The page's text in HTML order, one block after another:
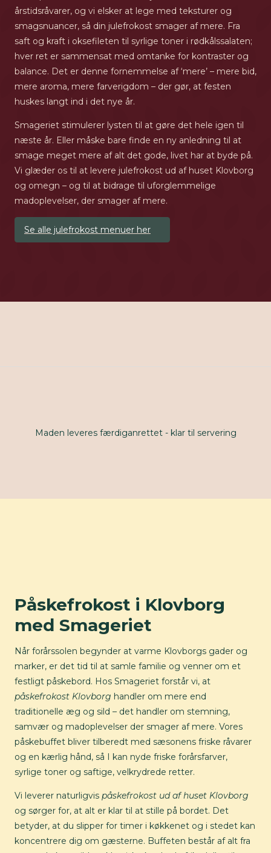
årstidsråvarer, og vi elsker at lege med teksturer og
smagsnuancer, så din julefrokost smager af mere. Fra
saft og kraft i oksefileten til syrlige toner i rødkålssalaten;
hver ret er sammensat med omtanke for kontraster og
balance. Det er denne fornemmelse af ‘mere’ – mere bid,
mere aroma, mere farverigdom – der gør, at festen
huskes langt ind i det nye år.
Smageriet stimulerer lysten til at gøre det hele igen til
næste år. Eller måske bare finde en ny anledning til at
smage meget mere af alt det gode, livet har at byde på.
Vi glæder os til at levere julefrokost ud af huset Klovborg
og omegn – og til at bidrage til uforglemmelige
madoplevelser, der smager af mere.
Se alle julefrokost menuer her
Maden leveres færdiganrettet - klar til servering
Påskefrokost i Klovborg
med Smageriet
Når forårssolen begynder at varme Klovborgs gader og
marker, er det tid til at samle familie og venner om et
festligt påskebord. Hos Smageriet forstår vi, at
påskefrokost Klovborg handler om mere end
traditionelle æg og sild – det handler om stemning,
samvær og madoplevelser der smager af mere. Vores
påskebuffet bliver tilberedt med sæsonens friske råvarer
og en kærlig hånd, så I kan nyde friske forårsfarver,
syrlige toner og saftige, velkrydrede retter.
Vi leverer naturligvis påskefrokost ud af huset Klovborg
og sørger for, at alt er klar til at stille på bordet. Det
betyder, at du slipper for timer i køkkenet og i stedet kan
koncentrere dig om gæsterne. Buffeten består af alt fra